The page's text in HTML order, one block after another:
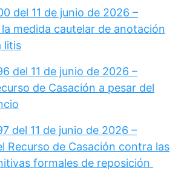
del 11 de junio de 2026 –
medida cautelar de anotación
litis
del 11 de junio de 2026 –
de Casación a pesar del
del 11 de junio de 2026 –
Recurso de Casación contra las
formales de reposición